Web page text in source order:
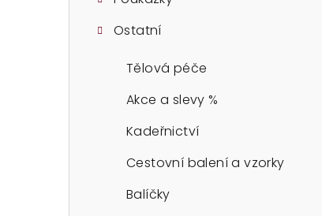
Ostatní
Tělová péče
Akce a slevy %
Kadeřnictví
Cestovní balení a vzorky
Balíčky